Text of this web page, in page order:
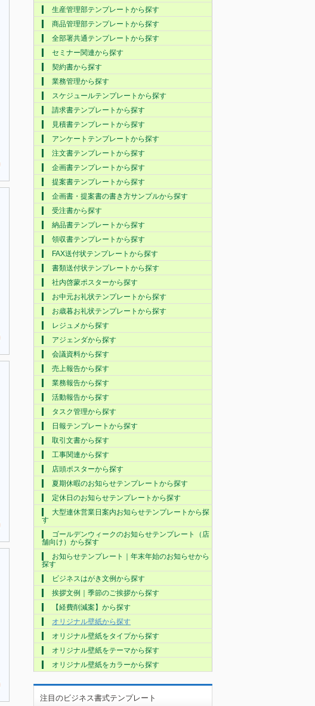
生産管理部テンプレートから探す
商品管理部テンプレートから探す
全部署共通テンプレートから探す
セミナー関連から探す
契約書から探す
業務管理から探す
スケジュールテンプレートから探す
請求書テンプレートから探す
見積書テンプレートから探す
アンケートテンプレートから探す
注文書テンプレートから探す
企画書テンプレートから探す
提案書テンプレートから探す
企画書・提案書の書き方サンプルから探す
受注書から探す
納品書テンプレートから探す
領収書テンプレートから探す
FAX送付状テンプレートから探す
書類送付状テンプレートから探す
社内啓蒙ポスターから探す
お中元お礼状テンプレートから探す
お歳暮お礼状テンプレートから探す
レジュメから探す
アジェンダから探す
会議資料から探す
売上報告から探す
業務報告から探す
活動報告から探す
タスク管理から探す
日報テンプレートから探す
取引文書から探す
工事関連から探す
店頭ポスターから探す
夏期休暇のお知らせテンプレートから探す
定休日のお知らせテンプレートから探す
大型連休営業日案内お知らせテンプレートから探
す
ゴールデンウィークのお知らせテンプレート（店
舗向け）から探す
お知らせテンプレート｜年末年始のお知らせから
探す
ビジネスはがき文例から探す
挨拶文例｜季節のご挨拶から探す
【経費削減案】から探す
オリジナル壁紙から探す
オリジナル壁紙をタイプから探す
オリジナル壁紙をテーマから探す
オリジナル壁紙をカラーから探す
注目のビジネス書式テンプレート